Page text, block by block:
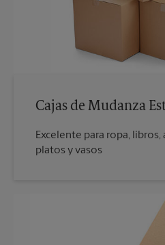
Cajas de Mudanza
Excelente para ropa,
platos y vasos